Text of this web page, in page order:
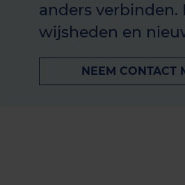
anders verbinden.
wijsheden en
NEEM CONTACT